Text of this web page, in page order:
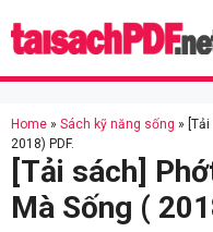
to
Home » Sách kỹ năng sống »
2018) PDF.
[Tải sách]
Mà Sống (